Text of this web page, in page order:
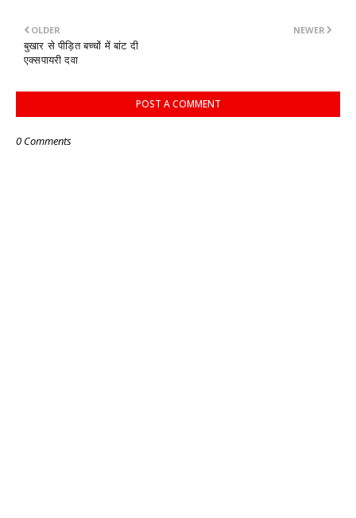
NEWER
OLDER
बुखार से पीड़ित बच्चों में बांट दी
एक्सपायरी दवा
POST A COMMENT
0 Comments